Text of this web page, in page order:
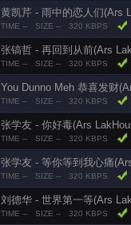
黄凯芹 - 雨中的恋人们(Ars
TIME -- SIZE -- 320 KBPS
张镐哲 - 再回到从前(Ars
TIME -- SIZE -- 320 KBPS
You Dunno Meh 恭喜发财
TIME -- SIZE -- 320 KBPS
张学友 - 你好毒(Ars
TIME -- SIZE -- 320 KBPS
张学友 - 等你等到我心痛
TIME -- SIZE -- 320 KBPS
刘德华 - 世界第一等(Ars
TIME -- SIZE -- 320 KBPS